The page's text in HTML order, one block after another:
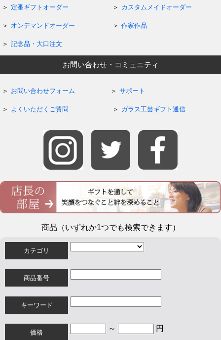
定番ギフトオーダー カスタムメイドオーダー
オンデマンドオーダー 作家作品
記念品・大口注文
お問い合わせ・コミュニティ
お問い合わせフォーム サポート
よくいただくご質問 ガラス工芸ギフト通信
商品（いずれか1つでも検索できます）
カテゴリ
商品番号
キーワード
価格 ～ 円